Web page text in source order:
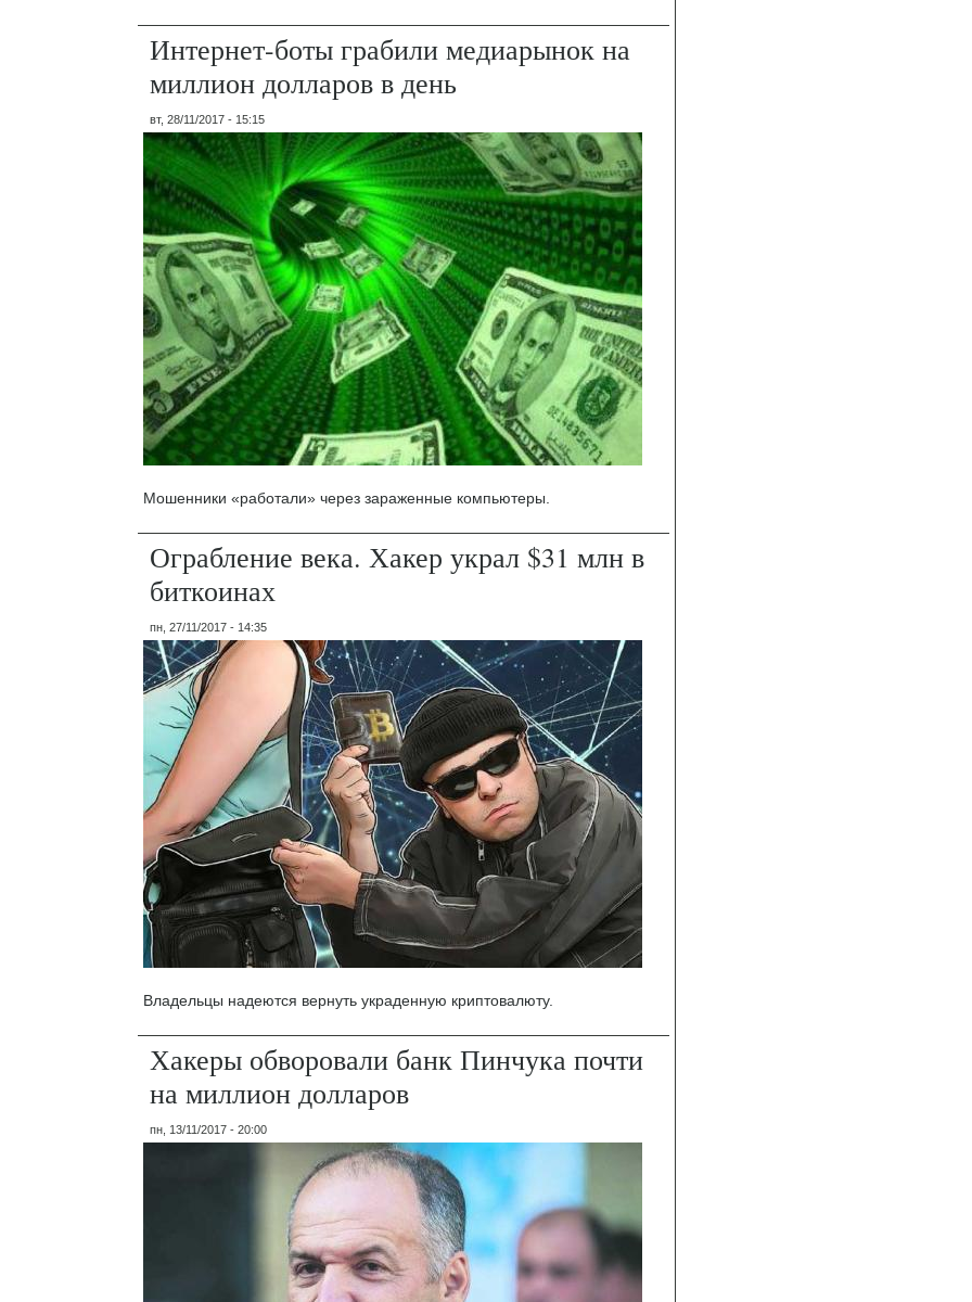
Интернет-боты грабили медиарынок на
миллион долларов в день
вт, 28/11/2017 - 15:15
Мошенники «работали» через зараженные компьютеры.
Ограбление века. Хакер украл $31 млн в
биткоинах
пн, 27/11/2017 - 14:35
Владельцы надеются вернуть украденную криптовалюту.
Хакеры обворовали банк Пинчука почти
на миллион долларов
пн, 13/11/2017 - 20:00